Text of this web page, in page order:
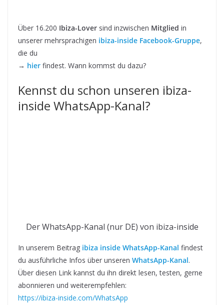
Über 16.200 Ibiza-Lover sind inzwischen Mitglied in
unserer mehrsprachigen ibiza-inside Facebook-Gruppe,
die du
→ hier findest. Wann kommst du dazu?
Kennst du schon unseren ibiza-
inside WhatsApp-Kanal?
Der WhatsApp-Kanal (nur DE) von ibiza-inside
In unserem Beitrag ibiza inside WhatsApp-Kanal findest
du ausführliche Infos über unseren WhatsApp-Kanal.
Über diesen Link kannst du ihn direkt lesen, testen, gerne
abonnieren und weiterempfehlen:
https://ibiza-inside.com/WhatsApp